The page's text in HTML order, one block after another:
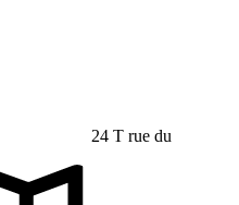
24 T rue du